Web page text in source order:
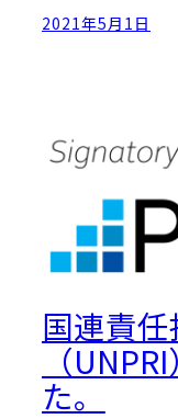
2021年5月1日
国連責
（
た。